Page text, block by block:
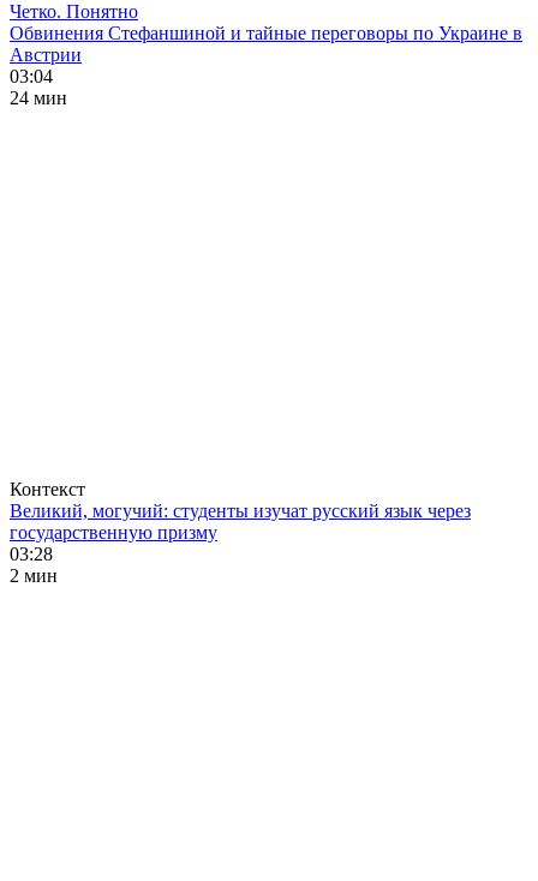
Четко. Понятно
Обвинения Стефаншиной и тайные переговоры по Украине в
Австрии
03:04
24 мин
Контекст
Великий, могучий: студенты изучат русский язык через
государственную призму
03:28
2 мин